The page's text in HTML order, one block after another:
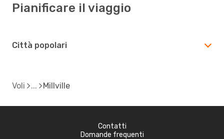
Pianificare il viaggio
Città popolari
Voli Millville
Contatti
Domande frequenti